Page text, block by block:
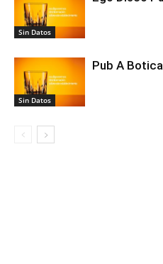
Sin Datos
Sin Datos
Pub A Botica